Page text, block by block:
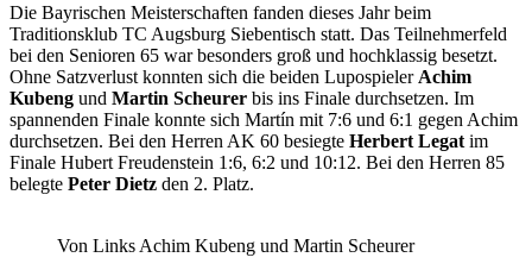
Die Bayrischen Meisterschaften fanden dieses Jahr beim
Traditionsklub TC Augsburg Siebentisch statt. Das Teilnehmerfeld
bei den Senioren 65 war besonders groß und hochklassig besetzt.
Ohne Satzverlust konnten sich die beiden Lupospieler Achim
Kubeng und Martin Scheurer bis ins Finale durchsetzen. Im
spannenden Finale konnte sich Martín mit 7:6 und 6:1 gegen Achim
durchsetzen. Bei den Herren AK 60 besiegte Herbert Legat im
Finale Hubert Freudenstein 1:6, 6:2 und 10:12. Bei den Herren 85
belegte Peter Dietz den 2. Platz.
Von Links Achim Kubeng und Martin Scheurer